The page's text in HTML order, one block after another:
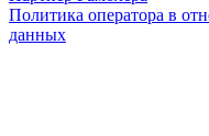
Политика оператора в
данных